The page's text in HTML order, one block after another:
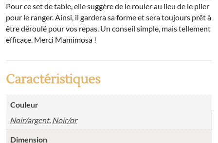
Pour ce set de table, elle suggère de le rouler au lieu de le plier
pour le ranger. Ainsi, il gardera sa forme et sera toujours prêt à
être déroulé pour vos repas. Un conseil simple, mais tellement
efficace. Merci Mamimosa !
Caractéristiques
Couleur
Noir/argent, Noir/or
Dimension